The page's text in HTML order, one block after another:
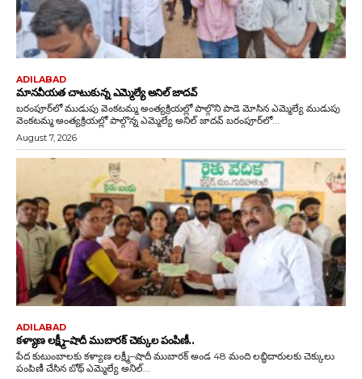
ADILABAD
మానవీయత చాటుకున్న ఎమ్మెల్యే అనిల్ జాదవ్
బరంపూర్‌లో ముడుపు వెంకటమ్మ అంత్యక్రియల్లో పాల్గొని పాడె మోసిన ఎమ్మెల్యే ముడుపు
వెంకటమ్మ అంత్యక్రియల్లో పాల్గొన్న ఎమ్మెల్యే అనిల్ జాదవ్ బరంపూర్‌లో...
August 7, 2026
ADILABAD
కళ్యాణ లక్ష్మీ–షాదీ ముబారక్ చెక్కుల పంపిణీ..
పేద కుటుంబాలకు కళ్యాణ లక్ష్మీ–షాదీ ముబారక్ అండ 48 మంది లబ్ధిదారులకు చెక్కులు
పంపిణీ చేసిన బోథ్ ఎమ్మెల్యే అనిల్...